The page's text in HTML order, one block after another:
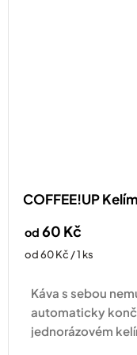
COFFEE!UP
od 60 Kč
Měrná
od 60 Kč / 1 ks
Káva s sebou
automaticky
jednorázovém